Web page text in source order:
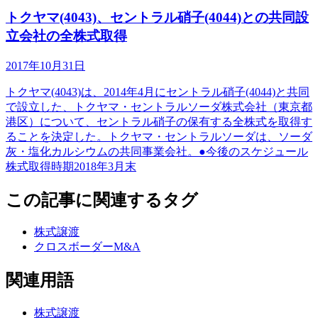
トクヤマ(4043)、セントラル硝子(4044)との共同設
立会社の全株式取得
2017年10月31日
トクヤマ(4043)は、2014年4月にセントラル硝子(4044)と共同
で設立した、トクヤマ・セントラルソーダ株式会社（東京都
港区）について、セントラル硝子の保有する全株式を取得す
ることを決定した。トクヤマ・セントラルソーダは、ソーダ
灰・塩化カルシウムの共同事業会社。●今後のスケジュール
株式取得時期2018年3月末
この記事に関連するタグ
株式譲渡
クロスボーダーM&A
関連用語
株式譲渡